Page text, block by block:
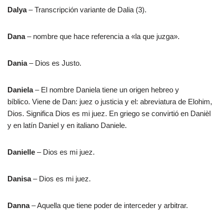
Dalya– Transcripción variante de Dalia (3).
Dana– nombre que hace referencia a «la que juzga».
Dania– Dios es Justo.
Daniela– El nombre Daniela tiene un origen hebreo y
bíblico. Viene de Dan: juez o justicia y el: abreviatura de Elohim,
Dios. Significa Dios es mi juez. En griego se convirtió en Danièl
y en latín Daniel y en italiano Daniele.
Danielle – Dios es mi juez.
Danisa– Dios es mi juez.
Danna– Aquella que tiene poder de interceder y arbitrar.